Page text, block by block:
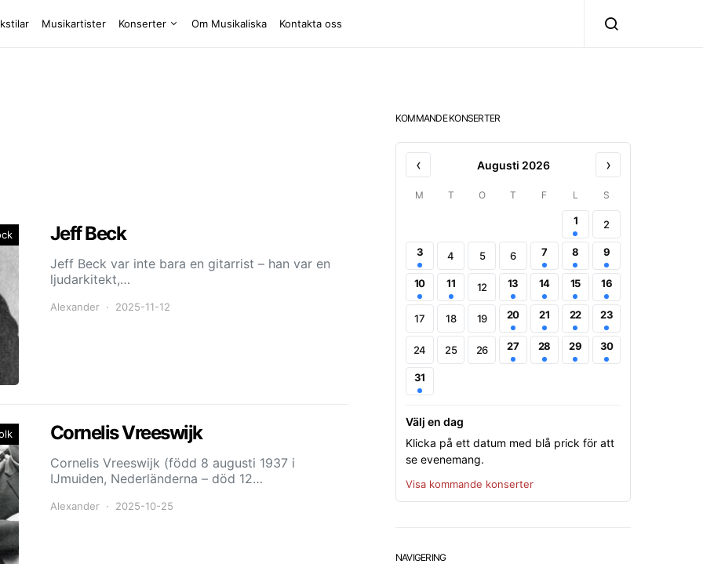
Musikartister Konserter Om Musikaliska Kontakta oss
Jeff Beck
Jeff Beck var inte bara en gitarrist – han var en
ljudarkitekt,…
Alexander 2025-11-12
Cornelis Vreeswijk
Cornelis Vreeswijk (född 8 augusti 1937 i
IJmuiden, Nederländerna – död 12…
Alexander 2025-10-25
KOMMANDE KONSERTER
‹ Augusti 2026 ›
M T O T F L S
1 2
3 4 5 6 7 8 9
10 11 12 13 14 15 16
17 18 19 20 21 22 23
24 25 26 27 28 29 30
31
Välj en dag
Klicka på ett datum med blå prick för att
se evenemang.
Visa kommande konserter
NAVIGERING